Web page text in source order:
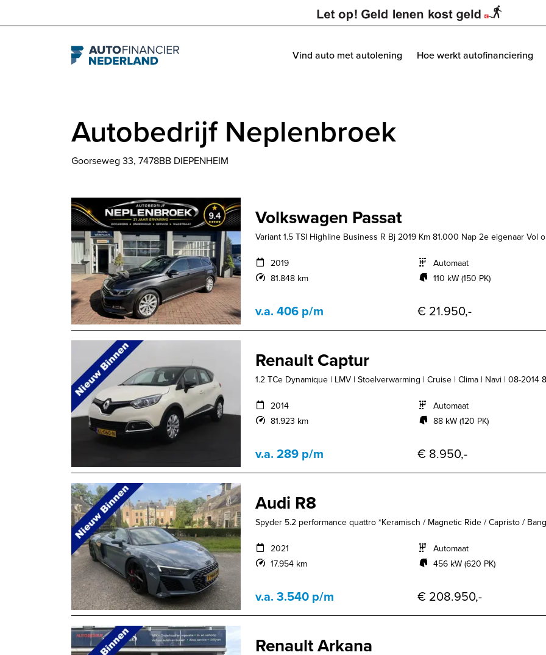
Navigation Vind auto met autolening Hoe werkt autofinanciering
Autobedrijf Neplenbroek
Goorseweg 33, 7478BB DIEPENHEIM
Volkswagen Passat
Variant 1.5 TSI Highline Business R Bj 2019 Km 81.000 Nap 2e eigenaar Vol
2019
81.848 km
Automaat
110 kW (150 PK)
v.a. 406 p/m € 21.950,-
Renault Captur
1.2 TCe Dynamique | LMV | Stoelverwarming | Cruise | Clima | Navi | 08-2014
2014
81.923 km
Automaat
88 kW (120 PK)
v.a. 289 p/m € 8.950,-
Audi R8
Spyder 5.2 performance quattro *Keramisch / Magnetic Ride / Capristo /
2021
17.954 km
Automaat
456 kW (620 PK)
v.a. 3.540 p/m € 208.950,-
Renault Arkana